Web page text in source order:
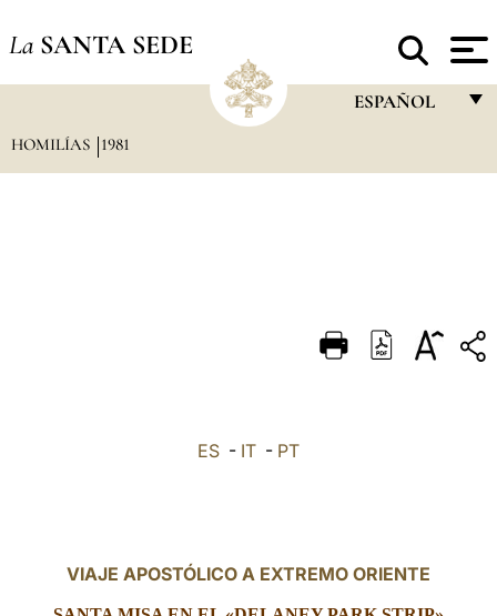
La SANTA SEDE
ESPAÑOL
DEUTSCH
HOMILÍAS 1981
ES - IT - PT
VIAJE APOSTÓLICO A EXTREMO ORIENTE